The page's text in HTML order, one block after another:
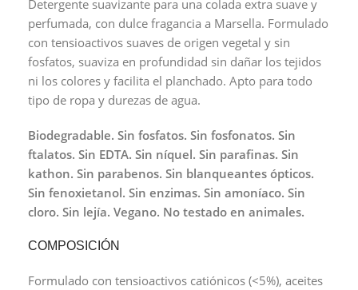
Detergente suavizante para una colada extra suave y
perfumada, con dulce fragancia a Marsella. Formulado
con tensioactivos suaves de origen vegetal y sin
fosfatos, suaviza en profundidad sin dañar los tejidos
ni los colores y facilita el planchado. Apto para todo
tipo de ropa y durezas de agua.
Biodegradable. Sin fosfatos. Sin fosfonatos. Sin
ftalatos. Sin EDTA. Sin níquel. Sin parafinas. Sin
kathon. Sin parabenos. Sin blanqueantes ópticos.
Sin fenoxietanol. Sin enzimas. Sin amoníaco. Sin
cloro. Sin lejía. Vegano. No testado en animales.
COMPOSICIÓN
Formulado con tensioactivos catiónicos (<5%), aceites